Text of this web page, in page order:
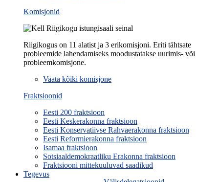
Komisjonid
Riigikogus on 11 alatist ja 3 erikomisjoni. Eriti tähtsate
probleemide lahendamiseks moodustatakse uurimis- või
probleemkomisjone.
Vaata kõiki komisjone
Fraktsioonid
Eesti 200 fraktsioon
Eesti Keskerakonna fraktsioon
Eesti Konservatiivse Rahvaerakonna fraktsioon
Eesti Reformierakonna fraktsioon
Isamaa fraktsioon
Sotsiaaldemokraatliku Erakonna fraktsioon
Fraktsiooni mittekuuluvad saadikud
Tegevus